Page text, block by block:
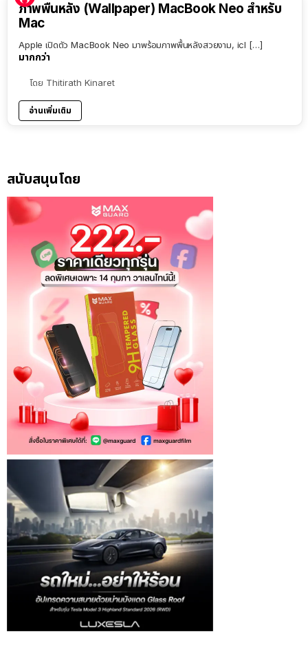
ภาพพื้นหลัง (Wallpaper) MacBook Neo สำหรับ
Mac
Apple เปิดตัว MacBook Neo มาพร้อมภาพพื้นหลังสวยงาม, icl […]
มากกว่า
โดย Thitirath Kinaret
อ่านเพิ่มเติม
สนับสนุนโดย